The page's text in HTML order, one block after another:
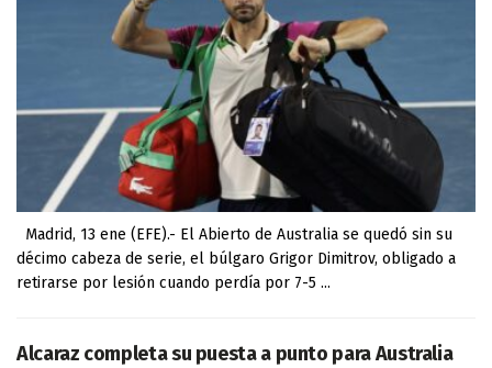
Madrid, 13 ene (EFE).- El Abierto de Australia se quedó sin su
décimo cabeza de serie, el búlgaro Grigor Dimitrov, obligado a
retirarse por lesión cuando perdía por 7-5 ...
Alcaraz completa su puesta a punto para Australia